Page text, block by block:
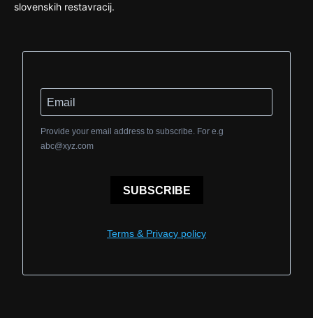
slovenskih restavracij.
Provide your email address to subscribe. For e.g
abc@xyz.com
SUBSCRIBE
Terms & Privacy policy